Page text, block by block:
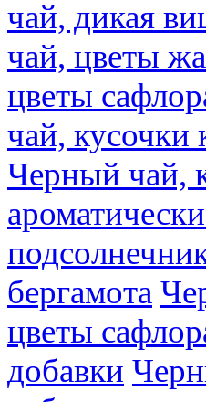
чай, дикая
чай, цветы
цветы
чай, кусочки
Черный чай,
бергамота
цветы
добавки